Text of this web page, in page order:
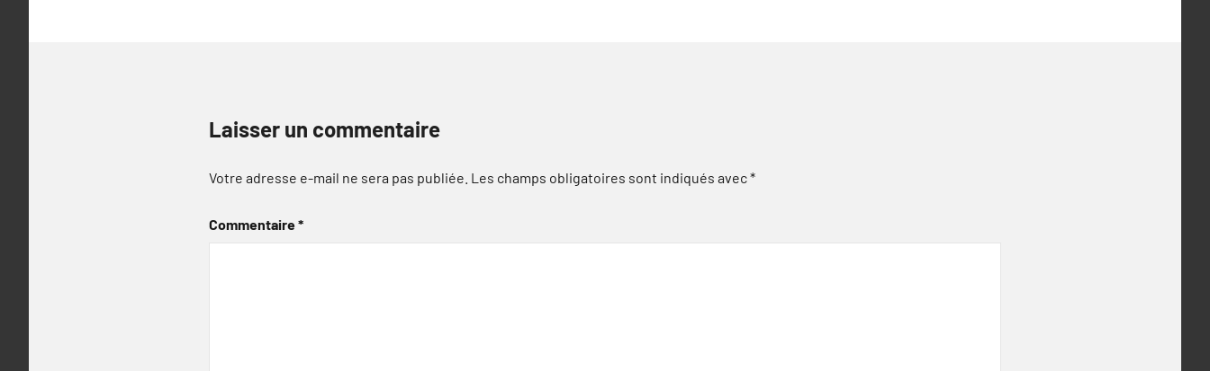
Laisser un commentaire
Votre adresse e-mail ne sera pas publiée. Les champs obligatoires sont indiqués avec*
Commentaire*